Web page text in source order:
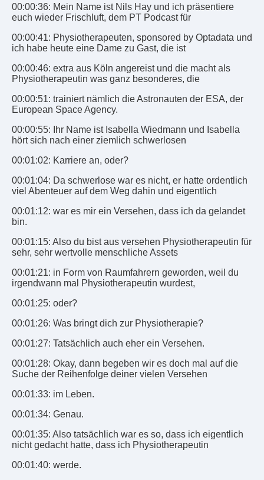
00:00:36: Mein Name ist Nils Hay und ich präsentiere
euch wieder Frischluft, dem PT Podcast für
00:00:41: Physiotherapeuten, sponsored by Optadata und
ich habe heute eine Dame zu Gast, die ist
00:00:46: extra aus Köln angereist und die macht als
Physiotherapeutin was ganz besonderes, die
00:00:51: trainiert nämlich die Astronauten der ESA, der
European Space Agency.
00:00:55: Ihr Name ist Isabella Wiedmann und Isabella
hört sich nach einer ziemlich schwerlosen
00:01:02: Karriere an, oder?
00:01:04: Da schwerlose war es nicht, er hatte ordentlich
viel Abenteuer auf dem Weg dahin und eigentlich
00:01:12: war es mir ein Versehen, dass ich da gelandet
bin.
00:01:15: Also du bist aus versehen Physiotherapeutin für
sehr, sehr wertvolle menschliche Assets
00:01:21: in Form von Raumfahrern geworden, weil du
irgendwann mal Physiotherapeutin wurdest,
00:01:25: oder?
00:01:26: Was bringt dich zur Physiotherapie?
00:01:27: Tatsächlich auch eher ein Versehen.
00:01:28: Okay, dann begeben wir es doch mal auf die
Suche der Reihenfolge deiner vielen Versehen
00:01:33: im Leben.
00:01:34: Genau.
00:01:35: Also tatsächlich war es so, dass ich eigentlich
nicht gedacht hatte, dass ich Physiotherapeutin
00:01:40: werde.